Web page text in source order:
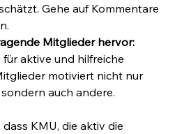
Gehe auf Kommentare
Mitglieder hervor:
aktive und hilfreiche
motiviert nicht nur
auch andere.
KMU, die aktiv die